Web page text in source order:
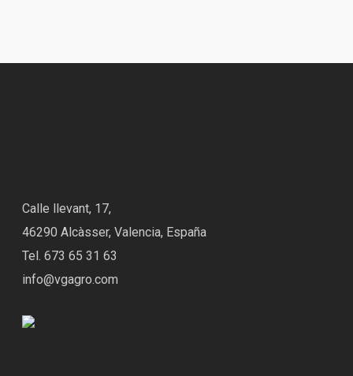
Calle llevant, 17,
46290 Alcàsser, Valencia, España
Tel. 673 65 31 63
info@vgagro.com